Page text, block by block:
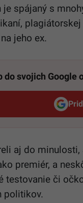
je spájaný s
jeho ex.
do svojich Google
aj do
premiér, a
testovanie či
politikov.